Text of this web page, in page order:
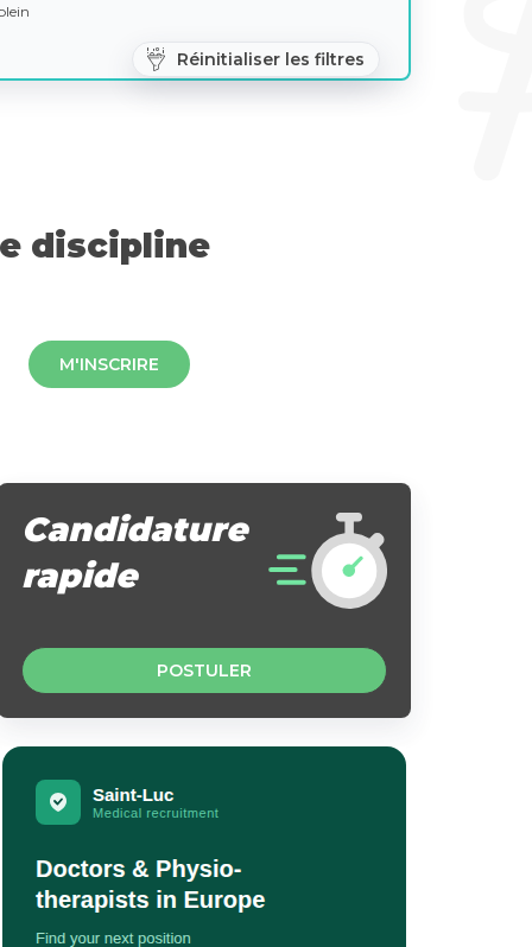
Réinitialiser les filtres
discipline
M'INSCRIRE
Candidature
rapide
POSTULER